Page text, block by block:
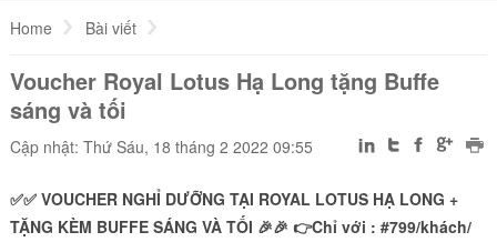
Home Bài viết
Voucher Royal Lotus Hạ Long tặng Buffe sáng và tối
Voucher Royal Lotus Hạ Long tặng Buffe
sáng và tối
Cập nhật: Thứ Sáu, 18 tháng 2 2022 09:55
✅✅ VOUCHER NGHỈ DƯỠNG TẠI ROYAL LOTUS HẠ LONG +
TẶNG KÈM BUFFE SÁNG VÀ TỐI 🎉🎉 👉Chỉ với : #799/khách/